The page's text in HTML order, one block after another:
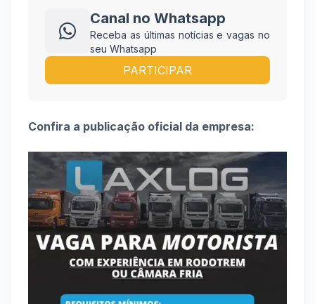
Canal no Whatsapp
Receba as últimas notícias e vagas no
seu Whatsapp
PARTICIPAR
Confira a publicação oficial da empresa: